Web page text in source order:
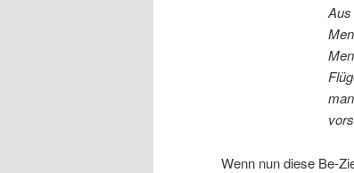
Wenn nun diese Be-